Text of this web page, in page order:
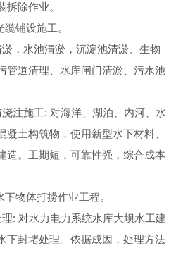
拆除作业。
铺设施工。
，水池清淤，沉淀池清淤、生物
管道清理、水库闸门清淤、污水池
注施工: 对海洋、湖泊、内河、水
凝土构筑物，使用新型水下材料、
造。工期短，可靠性强，综合成本
物体打捞作业工程。
: 对水力电力系统水库大坝水工建
下封堵处理。依据成因，处理方法